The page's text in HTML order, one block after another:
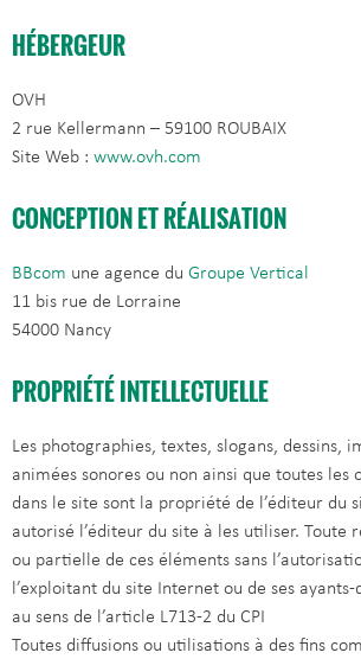
HÉBERGEUR
OVH
2 rue Kellermann – 59100 ROUBAIX
Site Web : www.ovh.com
CONCEPTION ET RÉALISATION
BBcom une agence du Groupe Vertical
11 bis rue de Lorraine
54000 Nancy
PROPRIÉTÉ INTELLECTUELLE
Les photographies, textes, slogans, dessins,
animées sonores ou non ainsi que toutes
dans le site sont la propriété de l’éditeur du
autorisé l’éditeur du site à les utiliser. Toute
ou partielle de ces éléments sans
l’exploitant du site Internet ou de ses
au sens de l’article L713-2 du CPI
Toutes diffusions ou utilisations à des fins